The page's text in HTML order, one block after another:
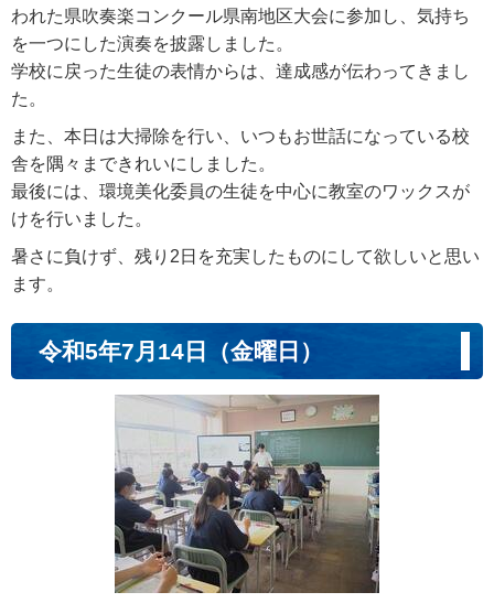
われた県吹奏楽コンクール県南地区大会に参加し、気持ち
を一つにした演奏を披露しました。
学校に戻った生徒の表情からは、達成感が伝わってきまし
た。
また、本日は大掃除を行い、いつもお世話になっている校
舎を隅々まできれいにしました。
最後には、環境美化委員の生徒を中心に教室のワックスが
けを行いました。
暑さに負けず、残り2日を充実したものにして欲しいと思い
ます。
令和5年7月14日（金曜日）